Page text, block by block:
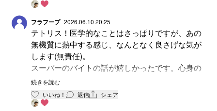
フラフープ 2026.06.10 20:25
テトリス！医学的なことはさっぱりですが、あの
無機質に熱中する感じ、なんとなく良さげな気が
します(無責任)。
スーパーのバイトの話が嬉しかったです。心身の
健康を第一にしつつ、静かに続けていけるなら、
それに越したことはないですね。
続きを読む
いいね！
返信 シェア